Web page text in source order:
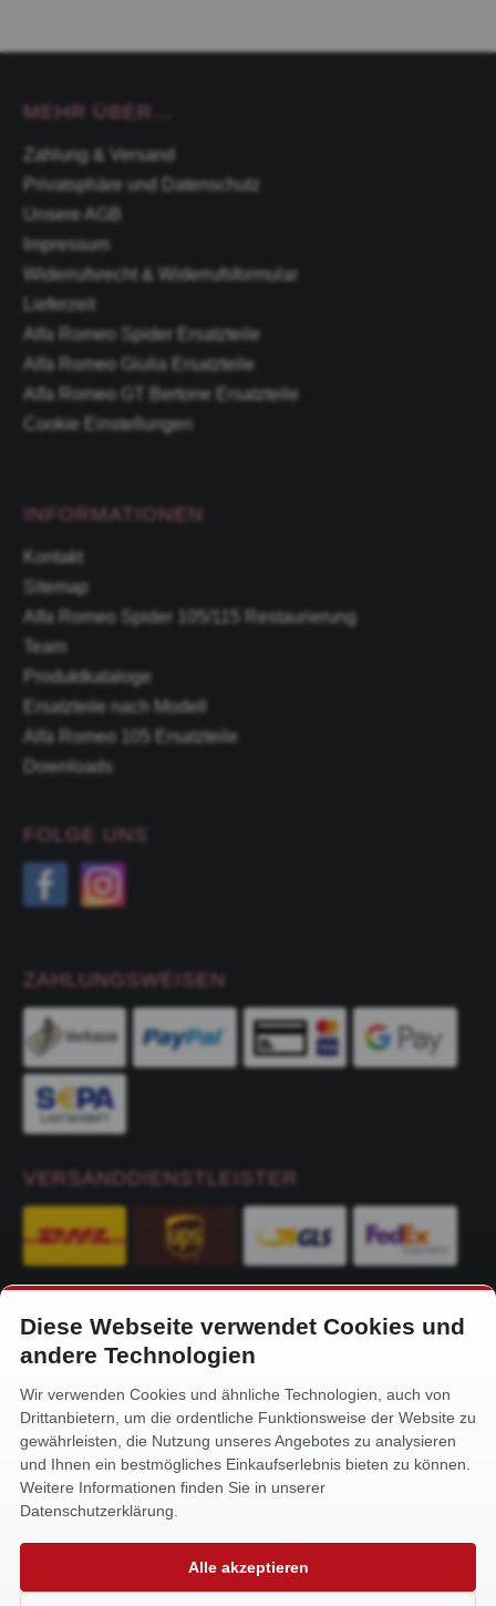
MEHR ÜBER...
Zahlung & Versand
Privatsphäre und Datenschutz
Unsere AGB
Impressum
Widerrufsrecht & Widerrufsformular
Lieferzeit
Alfa Romeo Spider Ersatzteile
Alfa Romeo Giulia Ersatzteile
Alfa Romeo GT Bertone Ersatzteile
Cookie Einstellungen
INFORMATIONEN
Kontakt
Sitemap
Alfa Romeo Spider 105/115 Restaurierung
Team
Produktkataloge
Ersatzteile nach Modell
Alfa Romeo 105 Ersatzteile
Downloads
FOLGE UNS
ZAHLUNGSWEISEN
VERSANDDIENSTLEISTER
KONTAKT
Alfa-Service Hurtienne GmbH
Siemensstr. 32
59199 Bönen
+49 (0) 2383 93640
info@alfa-service.com
Whatsapp (no voice calls):
Diese Webseite verwendet Cookies und
andere Technologien
Wir verwenden Cookies und ähnliche Technologien, auch von
Drittanbietern, um die ordentliche Funktionsweise der Website zu
gewährleisten, die Nutzung unseres Angebotes zu analysieren
und Ihnen ein bestmögliches Einkaufserlebnis bieten zu können.
Weitere Informationen finden Sie in unserer
Datenschutzerklärung.
Alle akzeptieren